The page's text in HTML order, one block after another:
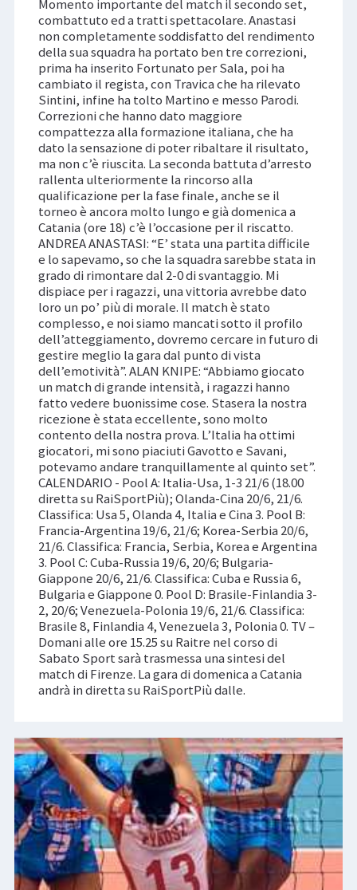
Momento importante del match il secondo set,
combattuto ed a tratti spettacolare. Anastasi
non completamente soddisfatto del rendimento
della sua squadra ha portato ben tre correzioni,
prima ha inserito Fortunato per Sala, poi ha
cambiato il regista, con Travica che ha rilevato
Sintini, infine ha tolto Martino e messo Parodi.
Correzioni che hanno dato maggiore
compattezza alla formazione italiana, che ha
dato la sensazione di poter ribaltare il risultato,
ma non c’è riuscita. La seconda battuta d’arresto
rallenta ulteriormente la rincorso alla
qualificazione per la fase finale, anche se il
torneo è ancora molto lungo e già domenica a
Catania (ore 18) c’è l’occasione per il riscatto.
ANDREA ANASTASI: “E’ stata una partita difficile
e lo sapevamo, so che la squadra sarebbe stata in
grado di rimontare dal 2-0 di svantaggio. Mi
dispiace per i ragazzi, una vittoria avrebbe dato
loro un po’ più di morale. Il match è stato
complesso, e noi siamo mancati sotto il profilo
dell’atteggiamento, dovremo cercare in futuro di
gestire meglio la gara dal punto di vista
dell’emotività”. ALAN KNIPE: “Abbiamo giocato
un match di grande intensità, i ragazzi hanno
fatto vedere buonissime cose. Stasera la nostra
ricezione è stata eccellente, sono molto
contento della nostra prova. L’Italia ha ottimi
giocatori, mi sono piaciuti Gavotto e Savani,
potevamo andare tranquillamente al quinto set”.
CALENDARIO - Pool A: Italia-Usa, 1-3 21/6 (18.00
diretta su RaiSportPiù); Olanda-Cina 20/6, 21/6.
Classifica: Usa 5, Olanda 4, Italia e Cina 3. Pool B:
Francia-Argentina 19/6, 21/6; Korea-Serbia 20/6,
21/6. Classifica: Francia, Serbia, Korea e Argentina
3. Pool C: Cuba-Russia 19/6, 20/6; Bulgaria-
Giappone 20/6, 21/6. Classifica: Cuba e Russia 6,
Bulgaria e Giappone 0. Pool D: Brasile-Finlandia 3-
2, 20/6; Venezuela-Polonia 19/6, 21/6. Classifica:
Brasile 8, Finlandia 4, Venezuela 3, Polonia 0. TV –
Domani alle ore 15.25 su Raitre nel corso di
Sabato Sport sarà trasmessa una sintesi del
match di Firenze. La gara di domenica a Catania
andrà in diretta su RaiSportPiù dalle.